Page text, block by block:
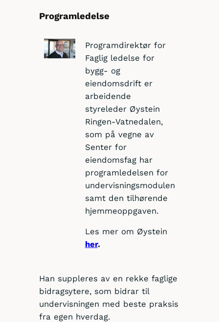
Programledelse
Programdirektør for
Faglig ledelse for
bygg- og
eiendomsdrift er
arbeidende
styreleder Øystein
Ringen-Vatnedalen,
som på vegne av
Senter for
eiendomsfag har
programledelsen for
undervisningsmodulen
samt den tilhørende
hjemmeoppgaven.
Les mer om Øystein
her.
Han suppleres av en rekke faglige
bidragsytere, som bidrar til
undervisningen med beste praksis
fra egen hverdag.